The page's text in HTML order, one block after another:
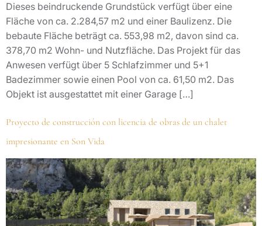
Dieses beindruckende Grundstück verfügt über eine
Fläche von ca. 2.284,57 m2 und einer Baulizenz. Die
bebaute Fläche beträgt ca. 553,98 m2, davon sind ca.
378,70 m2 Wohn- und Nutzfläche. Das Projekt für das
Anwesen verfügt über 5 Schlafzimmer und 5+1
Badezimmer sowie einen Pool von ca. 61,50 m2. Das
Objekt ist ausgestattet mit einer Garage […]
Proyecto de construcción con licencia de obras de un chalet
impresionante en Son Vida